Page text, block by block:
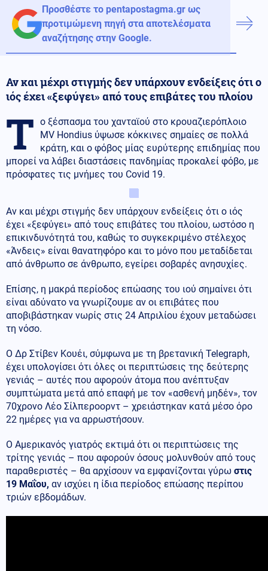
Προσθέστε το pentapostagma.gr ως
προτιμώμενη πηγή στα αποτελέσματα
αναζήτησης στην Google.
Αν και μέχρι στιγμής δεν υπάρχουν ενδείξεις ότι ο
ιός έχει «ξεφύγει» από τους επιβάτες του πλοίου
Τ ο ξέσπασμα του χανταϊού στο κρουαζιερόπλοιο
MV Hondius ύψωσε κόκκινες σημαίες σε πολλά
κράτη, και ο φόβος μίας ευρύτερης επιδημίας που
μπορεί να λάβει διαστάσεις πανδημίας προκαλεί φόβο, με
πρόσφατες τις μνήμες του Covid 19.
Αν και μέχρι στιγμής δεν υπάρχουν ενδείξεις ότι ο ιός
έχει «ξεφύγει» από τους επιβάτες του πλοίου, ωστόσο η
επικινδυνότητά του, καθώς το συγκεκριμένο στέλεχος
«Άνδεις» είναι θανατηφόρο και το μόνο που μεταδίδεται
από άνθρωπο σε άνθρωπο, εγείρει σοβαρές ανησυχίες.
Επίσης, η μακρά περίοδος επώασης του ιού σημαίνει ότι
είναι αδύνατο να γνωρίζουμε αν οι επιβάτες που
αποβιβάστηκαν νωρίς στις 24 Απριλίου έχουν μεταδώσει
τη νόσο.
Ο Δρ Στίβεν Κουέι, σύμφωνα με τη βρετανική Telegraph,
έχει υπολογίσει ότι όλες οι περιπτώσεις της δεύτερης
γενιάς – αυτές που αφορούν άτομα που ανέπτυξαν
συμπτώματα μετά από επαφή με τον «ασθενή μηδέν», τον
70χρονο Λέο Σίλπεροορντ – χρειάστηκαν κατά μέσο όρο
22 ημέρες για να αρρωστήσουν.
Ο Αμερικανός γιατρός εκτιμά ότι οι περιπτώσεις της
τρίτης γενιάς – που αφορούν όσους μολυνθούν από τους
παραθεριστές – θα αρχίσουν να εμφανίζονται γύρω στις
19 Μαΐου, αν ισχύει η ίδια περίοδος επώασης περίπου
τριών εβδομάδων.